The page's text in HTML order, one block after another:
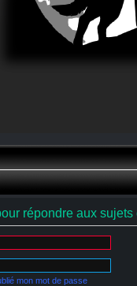
répondre aux sujets
mon mot de passe